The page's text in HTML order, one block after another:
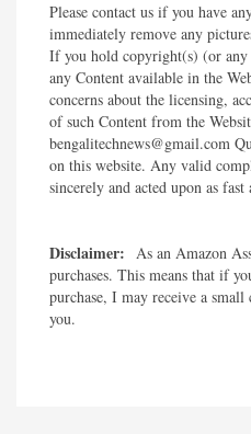
Please contact us if you have
immediately remove any
If you hold copyright(s) (or
any Content available in the
concerns about the licensing,
of such Content from the
bengalitechnews@gmail.com
on this website. Any valid
sincerely and acted upon as fast
Disclaimer: As an Amazon
purchases. This means that if
purchase, I may receive a
you.